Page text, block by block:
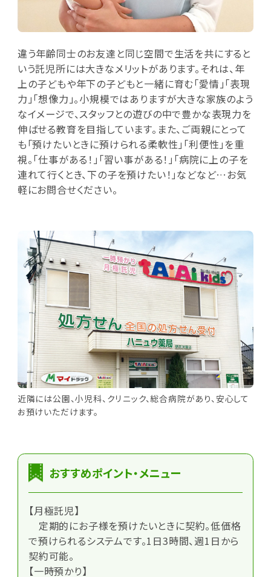
違う年齢同士のお友達と同じ空間で生活を共にすると
いう託児所には大きなメリットがあります。それは、年
上の子どもや年下の子どもと一緒に育む「愛情」「表現
力」「想像力」。小規模ではありますが大きな家族のよう
なイメージで、スタッフとの遊びの中で豊かな表現力を
伸ばせる教育を目指しています。また、ご両親にとって
も「預けたいときに預けられる柔軟性」「利便性」を重
視。「仕事がある！」「習い事がある！」「病院に上の子を
連れて行くとき、下の子を預けたい！」などなど…お気
軽にお問合せください。
近隣には公園、小児科、クリニック、総合病院があり、安心して
お預けいただけます。
おすすめポイント・メニュー
【月極託児】
定期的にお子様を預けたいときに契約。低価格
で預けられるシステムです。1日3時間、週1日から
契約可能。
【一時預かり】